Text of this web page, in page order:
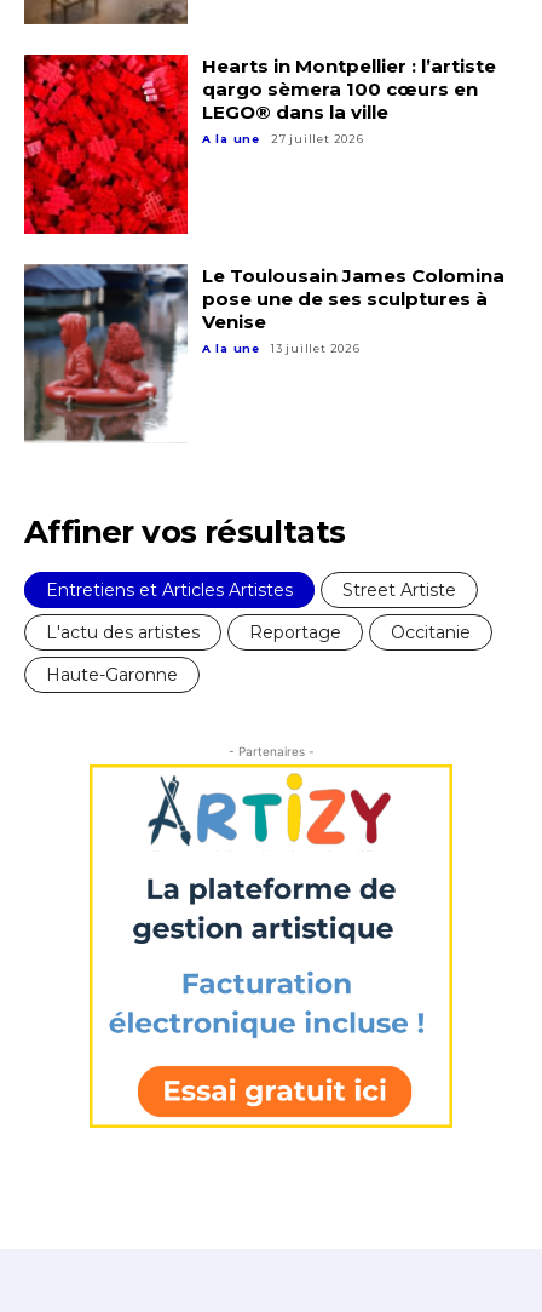
Prénom
Statut / Organisation
J'accepte lestermes et conditions
* Champ obligatoire
Adresse email*
Nom
Prénom
Statut / Organisation
J'accepte lestermes et conditions
Hearts in Montpellier : l’artiste
qargo sèmera 100 cœurs en
LEGO® dans la ville
A la une 27 juillet 2026
Le Toulousain James Colomina
pose une de ses sculptures à
Venise
A la une 13 juillet 2026
Affiner vos résultats
Entretiens et Articles Artistes
Street Artiste
L'actu des artistes
Reportage
Occitanie
Haute-Garonne
- Partenaires -